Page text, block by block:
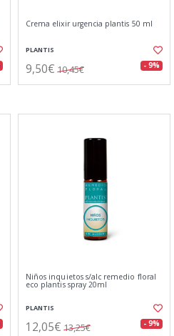
Crema elixir urgencia plantis 50 ml
PLANTIS
9,50€ 10,45€ - 9%
Niños inquietos s/alc remedio floral
eco plantis spray 20ml
PLANTIS
12,05€ 13,25€ - 9%